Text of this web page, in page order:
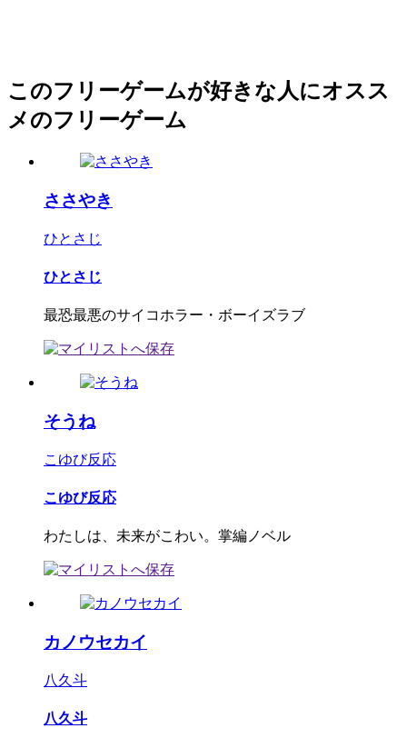
このフリーゲームが好きな人にオスス
メのフリーゲーム
ささやき
ひとさじ
ひとさじ
最恐最悪のサイコホラー・ボーイズラブ
そうね
こゆび反応
こゆび反応
わたしは、未来がこわい。掌編ノベル
カノウセカイ
八久斗
八久斗